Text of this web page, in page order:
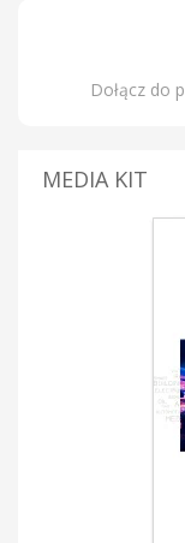
Dołącz do
MEDIA KIT